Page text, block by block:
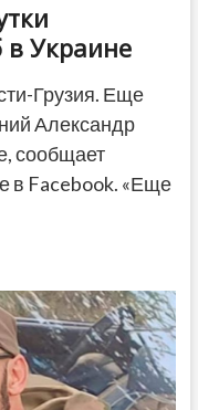
в Украине
Грузия. Еще
Александр
сообщает
в Facebook. «Еще